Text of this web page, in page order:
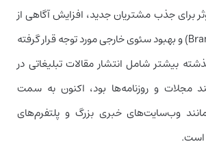
برای جذب مشتریان جدید، افزایش آگاهی از
برند (Brand awareness) و بهبود سئوی خارجی مورد توجه قرار گرفته
بیشتر شامل انتشار مقالات تبلیغاتی در
مجلات و روزنامه‌ها بود، اکنون به سمت
وب‌سایت‌های خبری بزرگ و پلتفرم‌های
است.